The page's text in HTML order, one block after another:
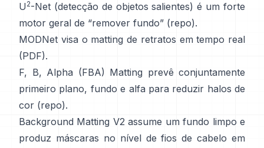
U 2-Net (detecção de objetos salientes) é um forte
motor geral de “remover fundo” (repo).
MODNet visa o matting de retratos em tempo real
(PDF).
F, B, Alpha (FBA) Matting prevê conjuntamente
primeiro plano, fundo e alfa para reduzir halos de
cor (repo).
Background Matting V2 assume um fundo limpo e
produz máscaras no nível de fios de cabelo em